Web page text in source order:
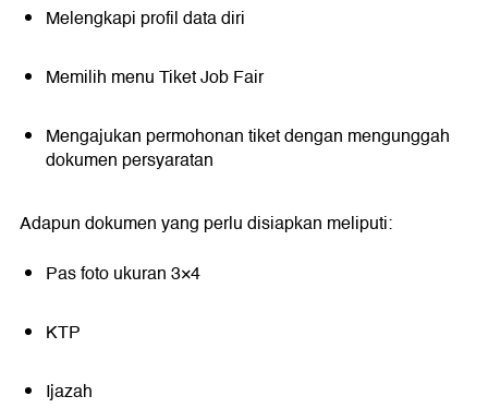
Melengkapi profil data diri
Memilih menu Tiket Job Fair
Mengajukan permohonan tiket dengan mengunggah
dokumen persyaratan
Adapun dokumen yang perlu disiapkan meliputi:
Pas foto ukuran 3×4
KTP
Ijazah